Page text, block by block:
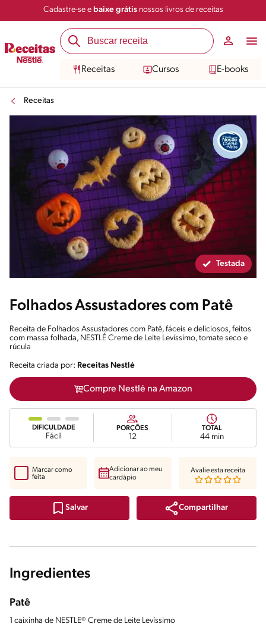
Cadastre-se e baixe grátisnossos livros de receitas
Receitas Cursos E-books
Receitas
Salvar Compartilhar
Testada
Folhados Assustadores com Patê
Receita de Folhados Assustadores com Patê, fáceis e deliciosos, feitos
com massa folhada, NESTLÉ Creme de Leite Levíssimo, tomate seco e
rúcula
Receita criada por: Receitas Nestlé
Compre Nestlé na Amazon
DIFICULDADE
Fácil
PORÇÕES
12
TOTAL
44 min
Salvar Compartilhar
Marcar como
feita
Adicionar ao meu
cardápio
Avalie esta receita
Ingredientes
Patê
1 caixinha de NESTLE® Creme de Leite Levíssimo